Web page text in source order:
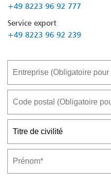
+49 8223 96 92 777
Service export
+49 8223 96 92 239